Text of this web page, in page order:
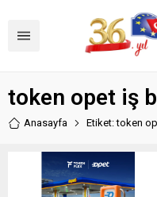
token opet iş
Anasayfa Etiket: token